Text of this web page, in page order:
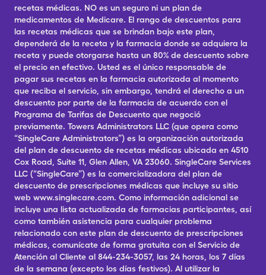
recetas médicas. NO es un seguro ni un plan de
medicamentos de Medicare. El rango de descuentos para
las recetas médicas que se brindan bajo este plan,
dependerá de la receta y la farmacia donde se adquiera la
receta y puede otorgarse hasta un 80% de descuento sobre
el precio en efectivo. Usted es el único responsable de
pagar sus recetas en la farmacia autorizada al momento
que reciba el servicio, sin embargo, tendrá el derecho a un
descuento por parte de la farmacia de acuerdo con el
Programa de Tarifas de Descuento que negoció
previamente. Towers Administrators LLC (que opera como
“SingleCare Administrators”) es la organización autorizada
del plan de descuento de recetas médicas ubicada en 4510
Cox Road, Suite 11, Glen Allen, VA 23060. SingleCare Services
LLC (“SingleCare”) es la comercializadora del plan de
descuento de prescripciones médicas que incluye su sitio
web www.singlecare.com. Como información adicional se
incluye una lista actualizada de farmacias participantes, así
como también asistencia para cualquier problema
relacionado con este plan de descuento de prescripciones
médicas, comunícate de forma gratuita con el Servicio de
Atención al Cliente al 844-234-3057, las 24 horas, los 7 días
de la semana (excepto los días festivos). Al utilizar la